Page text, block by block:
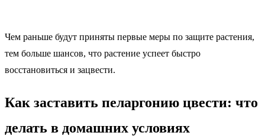
Чем раньше будут приняты первые меры по защите растения,
тем больше шансов, что растение успеет быстро
восстановиться и зацвести.
Как заставить пеларгонию цвести: что
делать в домашних условиях